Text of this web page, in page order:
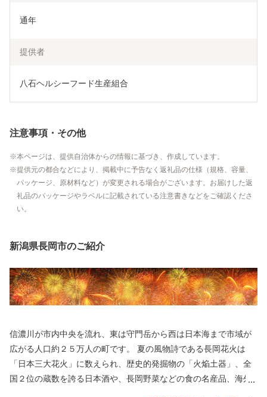
通年
提供者
八石ヘルシーフード生産組合
注意事項・その他
本ページは、提供自治体からの情報に基づき、作成しています。
提供元の都合などにより、掲載中に予告なく返礼品の仕様（規格、容量、
パッケージ、原材料など）が変更される場合がございます。お届けした返
礼品のパッケージやラベルに記載されている注意書きなどをご確認くださ
い。
新潟県長岡市のご紹介
信濃川が市内中央を流れ、東は守門岳から西は日本海まで市域が
広がる人口約２５万人の町です。 夏の風物詩である長岡花火は
「日本三大花火」に数えられ、歴史的発掘物の「火焔土器」、全
国２位の蔵数を誇る日本酒や、長岡野菜などの食の名産品、海外